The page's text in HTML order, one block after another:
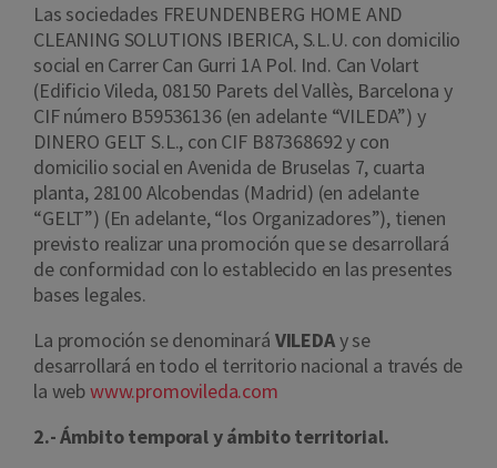
Las sociedades FREUNDENBERG HOME AND
CLEANING SOLUTIONS IBERICA, S.L.U. con domicilio
social en Carrer Can Gurri 1A Pol. Ind. Can Volart
(Edificio Vileda, 08150 Parets del Vallès, Barcelona y
CIF número B59536136 (en adelante “VILEDA”) y
DINERO GELT S.L., con CIF B87368692 y con
domicilio social en Avenida de Bruselas 7, cuarta
planta, 28100 Alcobendas (Madrid) (en adelante
“GELT”) (En adelante, “los Organizadores”), tienen
previsto realizar una promoción que se desarrollará
de conformidad con lo establecido en las presentes
bases legales.
La promoción se denominará VILEDAy se
desarrollará en todo el territorio nacional a través de
la webwww.promovileda.com
2.- Ámbito temporal y ámbito territorial.